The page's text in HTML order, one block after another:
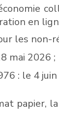
en
les non-
mai 2026 ;
: le 4
papier,